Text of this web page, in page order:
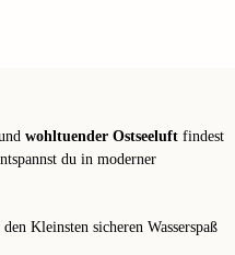
wohltuender Ostseeluft findest
du in moderner
Kleinsten sicheren Wasserspaß